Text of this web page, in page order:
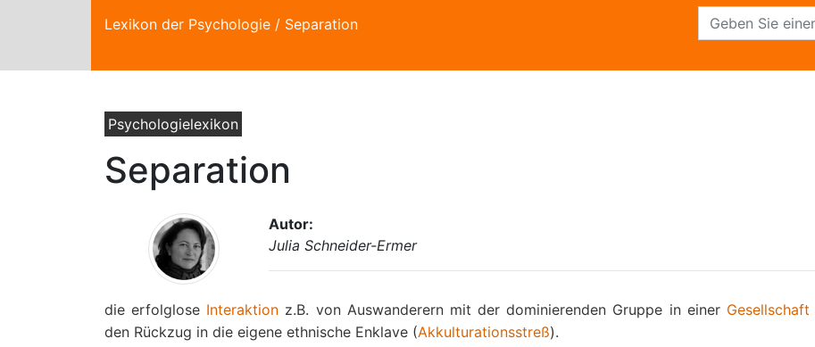
Lexikon der Psychologie / Separation
Psychologielexikon
Separation
Autor:
Julia Schneider-Ermer
die erfolglose Interaktion z.B. von Auswanderern mit der dominierenden Gruppe in einer Gesellschaft
den Rückzug in die eigene ethnische Enklave (Akkulturationsstreß).